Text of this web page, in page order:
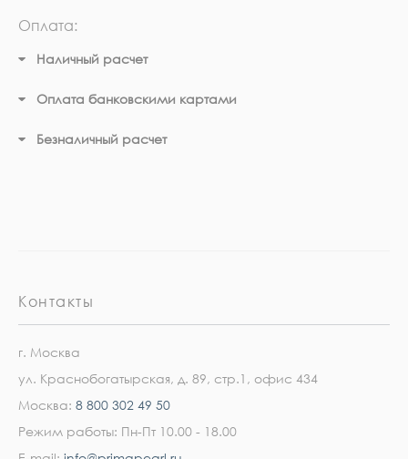
Оплата:
Наличный расчет
Оплата банковскими картами
Безналичный расчет
Контакты
г. Москва
ул. Краснобогатырская, д. 89, стр.1, офис 434
Москва: 8 800 302 49 50
Режим работы: Пн-Пт 10.00 - 18.00